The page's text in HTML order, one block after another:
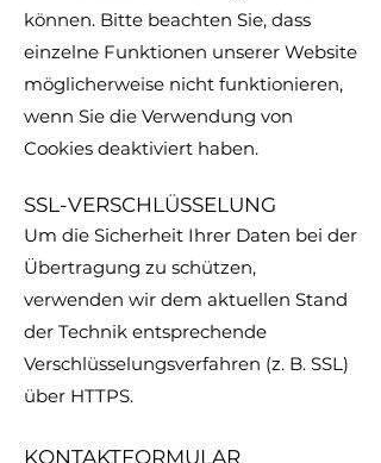
können. Bitte beachten Sie, dass
einzelne Funktionen unserer Website
möglicherweise nicht funktionieren,
wenn Sie die Verwendung von
Cookies deaktiviert haben.
SSL-VERSCHLÜSSELUNG
Um die Sicherheit Ihrer Daten bei der
Übertragung zu schützen,
verwenden wir dem aktuellen Stand
der Technik entsprechende
Verschlüsselungsverfahren (z. B. SSL)
über HTTPS.
KONTAKTFORMULAR